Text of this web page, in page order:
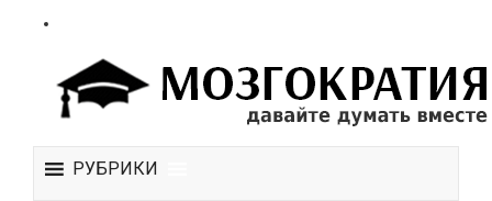
РУБРИКИ